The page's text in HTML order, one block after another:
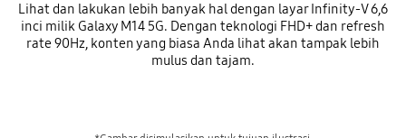
Lihat dan lakukan lebih banyak hal dengan layar Infinity-V 6,6
inci milik Galaxy M14 5G. Dengan teknologi FHD+ dan refresh
rate 90Hz, konten yang biasa Anda lihat akan tampak lebih
mulus dan tajam.